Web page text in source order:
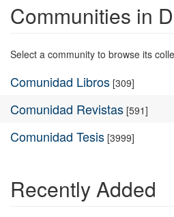
Communities in
Select a community to browse its
Comunidad Libros [309]
Comunidad Revistas [591]
Comunidad Tesis [3999]
Recently Added